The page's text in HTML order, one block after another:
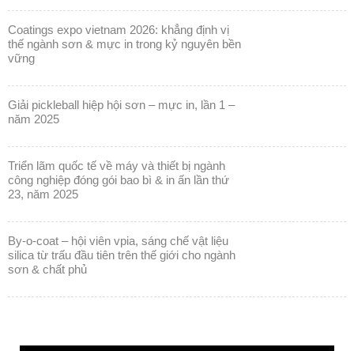
coatings expo vietnam 2026: khẳng định vị
thế ngành sơn & mực in trong kỷ nguyên bền
vững
giải pickleball hiệp hội sơn – mực in, lần 1 –
năm 2025
triển lãm quốc tế về máy và thiết bị ngành
công nghiệp đóng gói bao bì & in ấn lần thứ
23, năm 2025
by-o-coat – hội viên vpia, sáng chế vật liệu
silica từ trấu đầu tiên trên thế giới cho ngành
sơn & chất phủ